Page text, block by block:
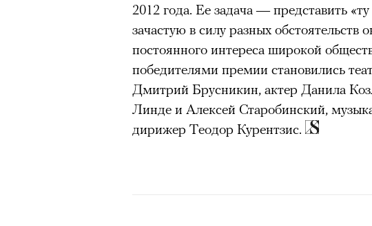
2012 года. Ее задача — представить
зачастую в силу разных обстоятельств
постоянного интереса широкой
победителями премии становились
Дмитрий Брусникин, актер Данила
Линде и Алексей Старобинский,
дирижер Теодор Курентзис.